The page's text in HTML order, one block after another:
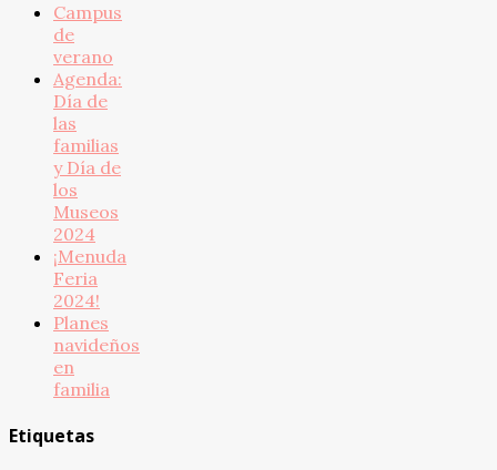
Campus
de
verano
Agenda:
Día de
las
familias
y Día de
los
Museos
2024
¡Menuda
Feria
2024!
Planes
navideños
en
familia
Etiquetas